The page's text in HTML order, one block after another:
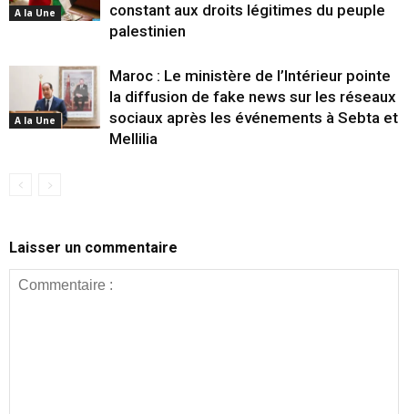
A la Une
constant aux droits légitimes du peuple
palestinien
A la Une
Maroc : Le ministère de l’Intérieur pointe
la diffusion de fake news sur les réseaux
sociaux après les événements à Sebta et
Mellilia
Laisser un commentaire